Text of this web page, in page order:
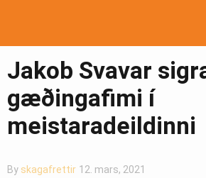
Íþróttir
Mannlíf
Heilsueflandi samfélag
Jakob Svavar
gæðingafimi í
meistaradeildinni
By skagafrettir 12. mars, 2021